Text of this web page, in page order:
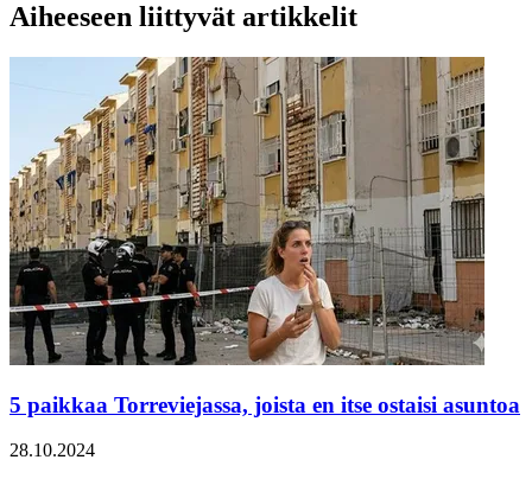
Aiheeseen liittyvät artikkelit
5 paikkaa Torreviejassa, joista en itse ostaisi asuntoa
28.10.2024